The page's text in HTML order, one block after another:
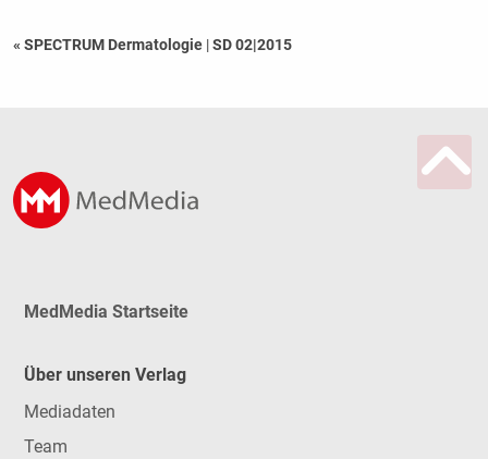
« SPECTRUM Dermatologie |SD 02|2015
MedMedia Startseite
Über unseren Verlag
Mediadaten
Team